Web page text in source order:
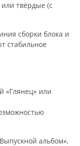
твёрдые (с
сборки блока и
стабильное
«Глянец» или
альбом»,